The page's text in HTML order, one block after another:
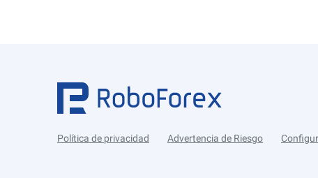
Política de privacidad Advertencia de Riesgo